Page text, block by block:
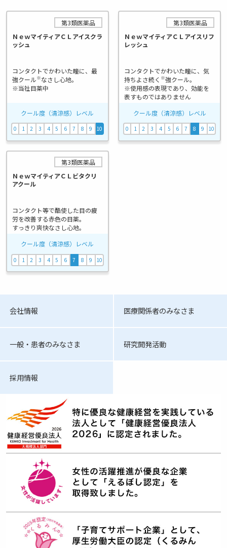
第3類医薬品
ＮｅｗマイティアＣＬアイスクラ
ッシュ
コンタクトでかわいた瞳に、最
強クール※なさし心地。
※当社目薬中
第3類医薬品
ＮｅｗマイティアＣＬアイスリフ
レッシュ
コンタクトでかわいた瞳に、気
持ちよさ続く ※強クール。
※使用感の表現であり、効能を
表すものではありません
第3類医薬品
ＮｅｗマイティアＣＬビタクリ
アクール
コンタクト等で酷使した目の疲
労を改善する赤色の目薬。
すっきり爽快なさし心地。
会社情報 医療関係者のみなさま
一般・患者のみなさま 研究開発活動
採用情報